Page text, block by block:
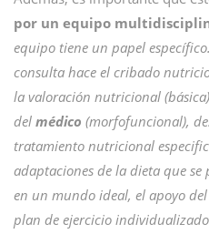
por un equipo
equipo tiene un papel
consulta hace el cribado
la valoración nutricional
del médico (morfofuncional),
tratamiento nutricional
adaptaciones de la dieta que
en un mundo ideal, el apoyo del
plan de ejercicio individualizado